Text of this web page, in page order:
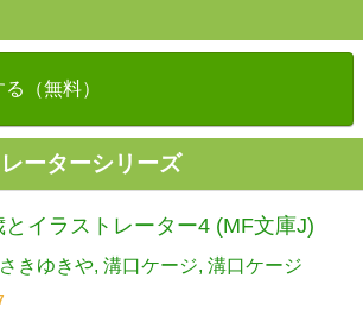
（無料）
ーターシリーズ
とイラストレーター4 (MF文庫J)
きゆきや 溝口ケージ 溝口ケージ